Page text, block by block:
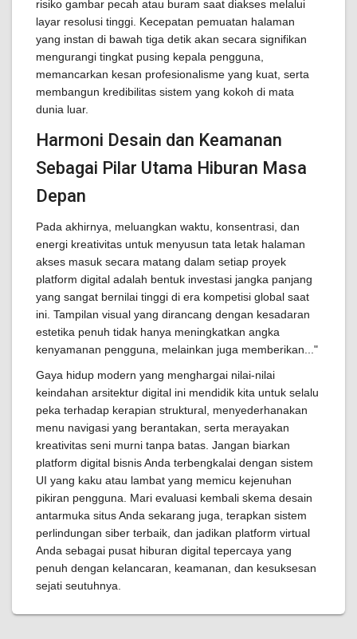
risiko gambar pecah atau buram saat diakses melalui
layar resolusi tinggi. Kecepatan pemuatan halaman
yang instan di bawah tiga detik akan secara signifikan
mengurangi tingkat pusing kepala pengguna,
memancarkan kesan profesionalisme yang kuat, serta
membangun kredibilitas sistem yang kokoh di mata
dunia luar.
Harmoni Desain dan Keamanan
Sebagai Pilar Utama Hiburan Masa
Depan
Pada akhirnya, meluangkan waktu, konsentrasi, dan
energi kreativitas untuk menyusun tata letak halaman
akses masuk secara matang dalam setiap proyek
platform digital adalah bentuk investasi jangka panjang
yang sangat bernilai tinggi di era kompetisi global saat
ini. Tampilan visual yang dirancang dengan kesadaran
estetika penuh tidak hanya meningkatkan angka
kenyamanan pengguna, melainkan juga memberikan..."
Gaya hidup modern yang menghargai nilai-nilai
keindahan arsitektur digital ini mendidik kita untuk selalu
peka terhadap kerapian struktural, menyederhanakan
menu navigasi yang berantakan, serta merayakan
kreativitas seni murni tanpa batas. Jangan biarkan
platform digital bisnis Anda terbengkalai dengan sistem
UI yang kaku atau lambat yang memicu kejenuhan
pikiran pengguna. Mari evaluasi kembali skema desain
antarmuka situs Anda sekarang juga, terapkan sistem
perlindungan siber terbaik, dan jadikan platform virtual
Anda sebagai pusat hiburan digital tepercaya yang
penuh dengan kelancaran, keamanan, dan kesuksesan
sejati seutuhnya.